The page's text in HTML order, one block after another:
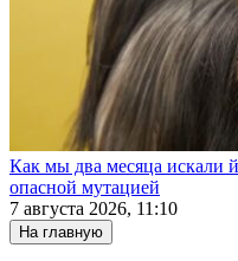
Как мы два месяца искали
опасной мутацией
7 августа 2026, 11:10
На главную